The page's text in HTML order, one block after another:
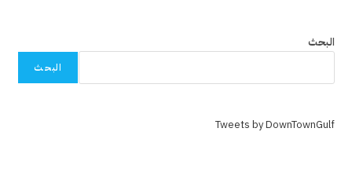
البحث
البحث
Tweets by DownTownGulf